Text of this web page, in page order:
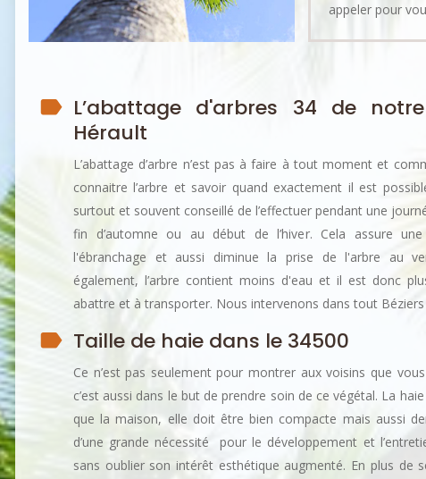
appeler pour
L’abattage d'arbres 34 de
Hérault
L’abattage d’arbre n’est pas à faire à tout moment et
connaitre l’arbre et savoir quand exactement il est
surtout et souvent conseillé de l’effectuer pendant une
fin d’automne ou au début de l’hiver. Cela assure
l'ébranchage et aussi diminue la prise de l'arbre au
également, l’arbre contient moins d'eau et il est donc
abattre et à transporter. Nous intervenons dans tout Béziers
Taille de haie dans le 34500
Ce n’est pas seulement pour montrer aux voisins que
c’est aussi dans le but de prendre soin de ce végétal. La
que la maison, elle doit être bien compacte mais aussi
d’une grande nécessité pour le développement et
sans oublier son intérêt esthétique augmenté. En plus de